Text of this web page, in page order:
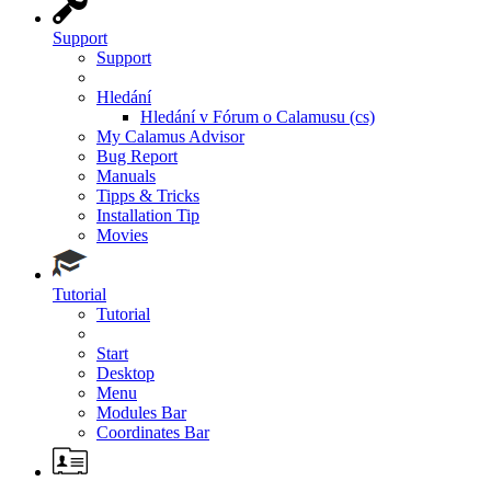
Support
Support
Hledání
Hledání v Fórum o Calamusu (cs)
My Calamus Advisor
Bug Report
Manuals
Tipps & Tricks
Installation Tip
Movies
Tutorial
Tutorial
Start
Desktop
Menu
Modules Bar
Coordinates Bar